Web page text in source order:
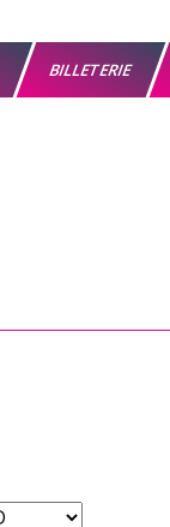
BILLETERIE